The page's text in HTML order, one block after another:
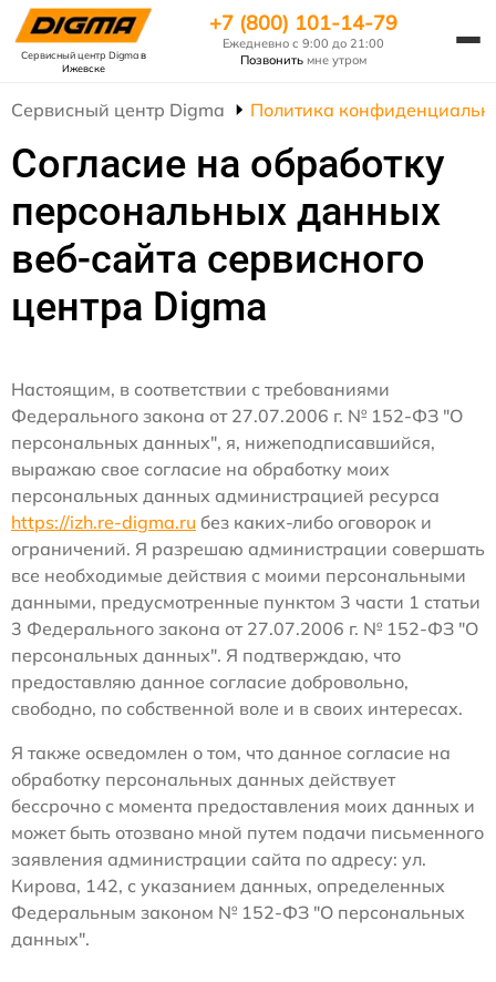
Сервисный центр Digmaв
Ижевске
+7 (800) 101-14-79
Ежедневно с 9:00 до 21:00
Позвонить мне утром
Сервисный центр Digma Политика
Согласие на обработку
персональных данных
веб-сайта сервисного
центра Digma
Настоящим, в соответствии с требованиями
Федерального закона от 27.07.2006 г. № 152-ФЗ "О
персональных данных", я, нижеподписавшийся,
выражаю свое согласие на обработку моих
персональных данных администрацией ресурса
https://izh.re-digma.ru без каких-либо оговорок и
ограничений. Я разрешаю администрации совершать
все необходимые действия с моими персональными
данными, предусмотренные пунктом 3 части 1 статьи
3 Федерального закона от 27.07.2006 г. № 152-ФЗ "О
персональных данных". Я подтверждаю, что
предоставляю данное согласие добровольно,
свободно, по собственной воле и в своих интересах.
Я также осведомлен о том, что данное согласие на
обработку персональных данных действует
бессрочно с момента предоставления моих данных и
может быть отозвано мной путем подачи письменного
заявления администрации сайта по адресу: ул.
Кирова, 142, с указанием данных, определенных
Федеральным законом № 152-ФЗ "О персональных
данных".